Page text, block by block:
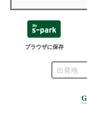
ブラウザに保存